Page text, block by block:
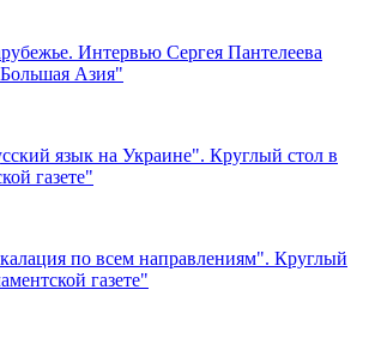
Интервью Сергея Пантелеева
Азия"
язык на Украине". Круглый стол в
газете"
по всем направлениям". Круглый
газете"